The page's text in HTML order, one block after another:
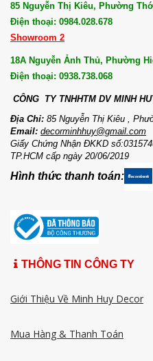
85 Nguyễn Thị Kiêu, Phường
Điện thoại: 0984.028.678
Showroom 2
18A Nguyễn Ảnh Thủ, Phường
Điện thoại: 0938.738.068
CÔNG TY TNHHTM DV MINH
Địa Chỉ: 85 Nguyễn Thị Kiêu ,
Email: decorminhhuy@gmail.com
Giấy Chứng Nhận ĐKKD
TP.HCM cấp ngày 20/06/2019
Hình thức thanh toán:
THÔNG TIN CÔNG TY
Giới Thiệu Về Minh Huy Decor
Mua Hàng & Thanh Toán